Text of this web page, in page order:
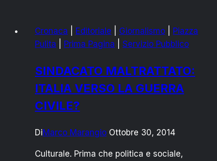
NO!
FIRMA
DEL
FATTO
Cronaca Editoriale Giornalismo
Piazza
Pulita
Prima Pagina Servizio Pubblico
SINDACATO MALTRATTATO:
ITALIA VERSO LA GUERRA
CIVILE?
DiMarco Marangio Ottobre 30, 2014
Culturale. Prima che politica e sociale,